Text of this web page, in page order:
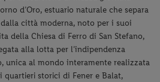
d’Oro, estuario naturale che separa
città moderna, noto per i suoi
della Chiesa di Ferro di San Stefano,
alla lotta per l’indipendenza
unica al mondo interamente realizzata
quartieri storici di Fener e Balat,